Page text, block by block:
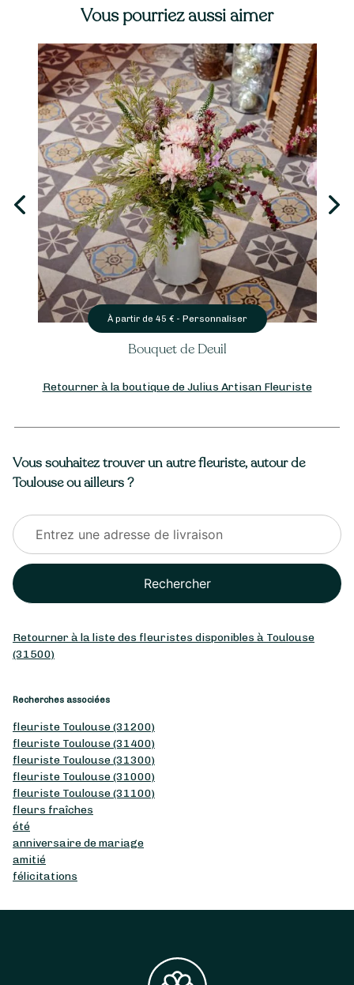
Vous pourriez aussi aimer
À partir de 45 € - Personnaliser
Bouquet de Deuil
Retourner à la boutique de Julius Artisan Fleuriste
Vous souhaitez trouver un autre fleuriste, autour de
Toulouse ou ailleurs ?
Rechercher
Retourner à la liste des fleuristes disponibles à Toulouse
(31500)
Recherches associées
fleuriste Toulouse (31200)
fleuriste Toulouse (31400)
fleuriste Toulouse (31300)
fleuriste Toulouse (31000)
fleuriste Toulouse (31100)
fleurs fraîches
été
anniversaire de mariage
amitié
félicitations